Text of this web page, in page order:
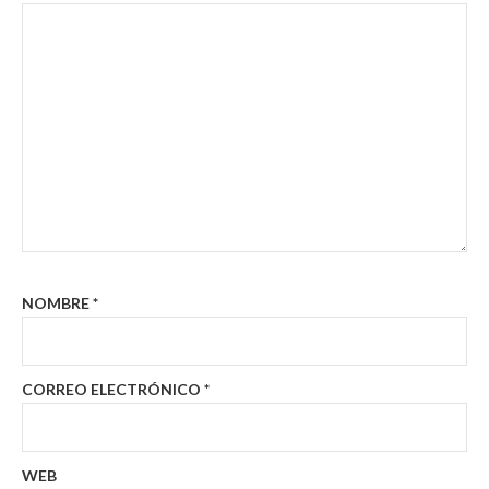
NOMBRE*
CORREO ELECTRÓNICO *
WEB